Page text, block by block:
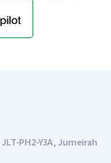
PH2-Y3A, Jumeirah